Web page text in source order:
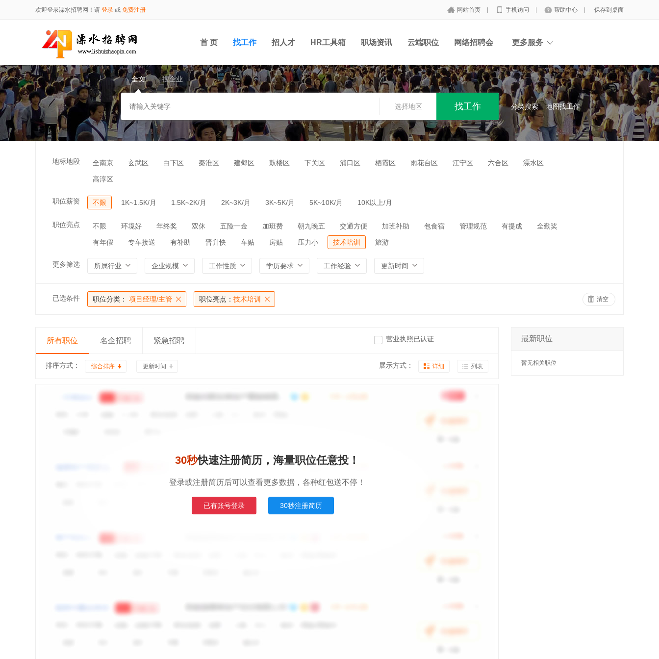
欢迎登录溧水招聘网！请 登录 或 免费注册 网站首页 手机访问 帮助中心 保存到桌面
首 页 找工作 招人才 HR工具箱 职场资讯 云端职位 网络招聘会 更多服务
全文 搜企业
选择地区 分类搜索 地图找工作
地标地段 全南京 玄武区 白下区 秦淮区 建邺区 鼓楼区 下关区 浦口区 栖霞区 雨花台区 江宁区 六合区 溧水区
高淳区
职位薪资 不限 1K~1.5K/月 1.5K~2K/月 2K~3K/月 3K~5K/月 5K~10K/月 10K以上/月
职位亮点 不限 环境好 年终奖 双休 五险一金 加班费 朝九晚五 交通方便 加班补助 包食宿 管理规范 有提成 全勤奖
有年假 专车接送 有补助 晋升快 车贴 房贴 压力小 技术培训 旅游
更多筛选 所属行业 企业规模 工作性质 学历要求 工作经验 更新时间
已选条件 职位分类： 项目经理/主管 职位亮点： 技术培训 清空
所有职位 名企招聘 紧急招聘 营业执照已认证
排序方式： 综合排序 更新时间 展示方式： 详细 列表
30秒快速注册简历，海量职位任意投！
登录或注册简历后可以查看更多数据，各种红包送不停！
已有账号登录 30秒注册简历
最新职位
暂无相关职位